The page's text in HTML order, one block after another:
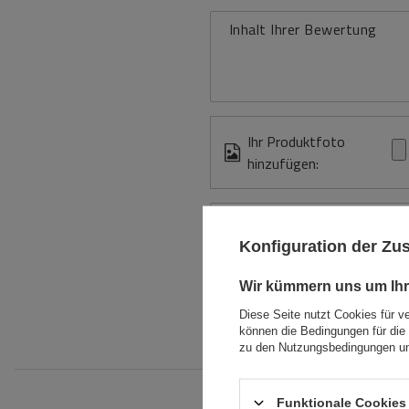
Inhalt Ihrer Bewertung
Ihr Produktfoto
hinzufügen:
Konfiguration der
Wir kümmern uns um
Diese Seite nutzt Cookies für
können die Bedingungen für
zu den Nutzungsbedingungen
Funktionale